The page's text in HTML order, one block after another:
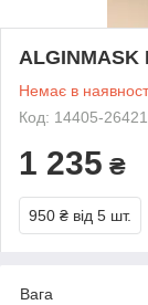
ALGINMASK
Немає в
Код: 14405-26421
1 235 ₴
950 ₴ від 5 шт.
Вага